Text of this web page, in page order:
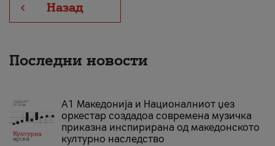
Назад
Последни новости
А1 Македонија и Националниот џез
оркестар создадоа современа музичка
приказна инспирирана од македонското
културно наследство